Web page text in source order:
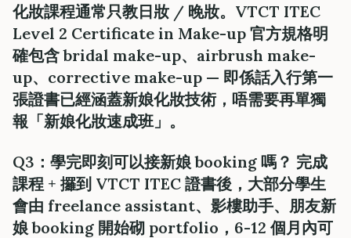
化妝課程通常只教日妝 / 晚妝。 VTCT ITEC
Level 2 Certificate in Make-up 官方規格明
確包含 bridal make-up、airbrush make-
up、corrective make-up — 即係話入行第一
張證書已經涵蓋新娘化妝技術，唔需要再單獨
報「新娘化妝速成班」。
Q3：學完即刻可以接新娘 booking 嗎？ 完成
課程 + 攞到 VTCT ITEC 證書後，大部分學生
會由 freelance assistant、影樓助手、朋友新
娘 booking 開始砌 portfolio，6-12 個月內可